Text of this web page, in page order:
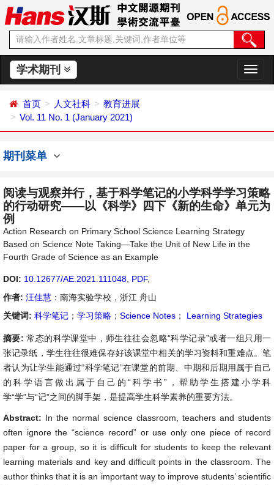
学术期刊
切
换
首页 人文社科
教育进展
Vol. 11 No. 1 (January 2021)
期刊菜单
阅读与观察并行，基于科学笔记的小学科学学习策略
的行动研究——以《科学》四下《新的生命》单元为
例
Action Research on Primary School Science Learning Strategy
Based on Science Note Taking—Take the Unit of New Life in the
Fourth Grade of Science as an Example
DOI: 10.12677/AE.2021.111048 PDF,
作者: 汪佳慧 ：南海实验学校，浙江 舟山
关键词: 科学笔记 ； 学习策略 ； Science Notes ； Learning Strategies
摘要:常态的科学课堂中，师生往往会忽略“科学记录”或者一组只用一
张记录纸，学生往往很难保存好该课堂中相关的学习资料和重难点。笔
者认为让学生能通过“科学笔记”在课堂的前期、中期和后期用属于自己
的科学语言做出属于自己的“科学书”，帮助学生搭建小学科
学“学”与“记”之间的脚手架，是提高学生科学素养的重要方法。
Abstract: In the normal science classroom, teachers and students
often ignore the “science record” or use only one piece of record
paper for a group, so it is difficult for students to keep the relevant
learning materials and key and difficult points in the classroom. The
author thinks that it is an important way to improve students’ scientific